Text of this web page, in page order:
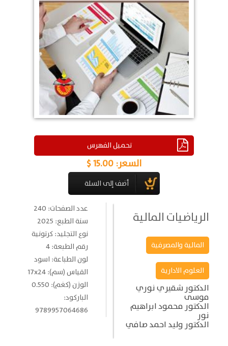
تحميل الفهرس
السعر: 15.00 $
الرياضيات المالية
المالية والمصرفية
العلوم الادارية
الدكتور شقيري نوري
موسى
الدكتور محمود ابراهيم
نور
الدكتور وليد احمد صافي
عدد الصفحات: 240
سنة الطبع: 2025
نوع التجليد: كرتونية
رقم الطبعة: 4
لون الطباعة: اسود
القياس (سم): 17x24
الوزن (كغم): 0.550
الباركود:
9789957064686